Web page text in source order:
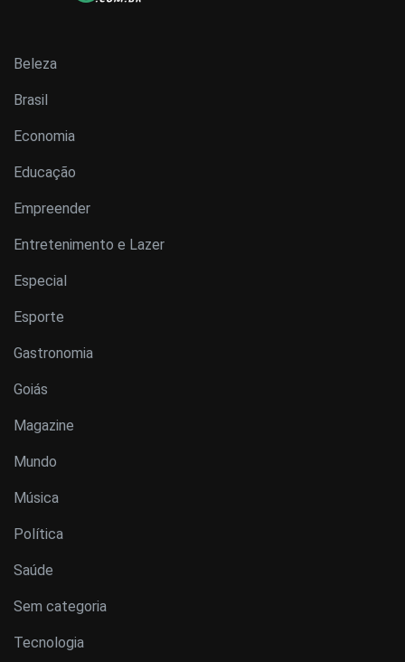
Beleza
Brasil
Economia
Educação
Empreender
Entretenimento e Lazer
Especial
Esporte
Gastronomia
Goiás
Magazine
Mundo
Música
Política
Saúde
Sem categoria
Tecnologia